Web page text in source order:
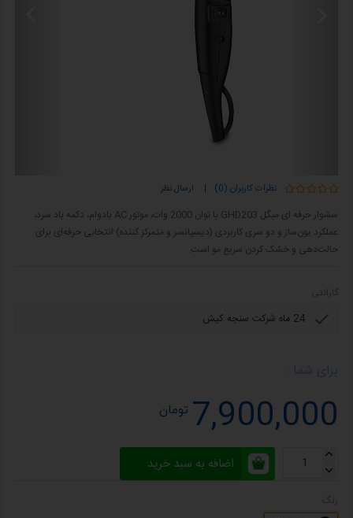
نظرات کاربران (0) | ارسال نظر
سشوار حرفه ای میگل GHD203 با توان 2000 وات، موتور AC بادوام، دکمه باد سرد،
عملکرد یون‌ساز و دو سری کاربردی (دیسپانسر و متمرکز کننده) انتخابی حرفه‌ای برای
حالت‌دهی و خشک کردن سریع مو است.
7,900,000 تومان
اضافه به سبد خرید